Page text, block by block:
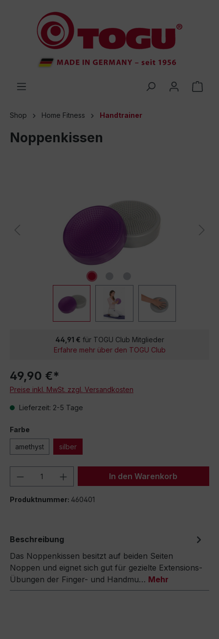
springen
Shop Home Fitness Handtrainer
Noppenkissen
44,91 € für TOGU Club Mitglieder
Erfahre mehr über den TOGU Club
49,90 €*
Preise inkl. MwSt. zzgl. Versandkosten
Lieferzeit: 2-5 Tage
Farbe
amethyst silber
Produkt Anzahl: Gib denIn den Warenkorb
Produktnummer: 460401
Beschreibung
Das Noppenkissen besitzt auf beiden Seiten
Noppen und eignet sich gut für gezielte Extensions-
Übungen der Finger- und Handmu… Mehr